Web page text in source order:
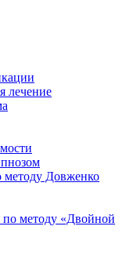
лечение
методу Довженко
по методу «Двойной